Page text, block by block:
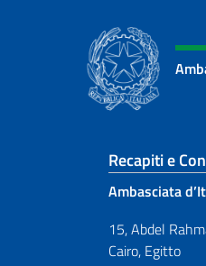
Recapiti e
Ambasciata
15, Abdel
Cairo, Egitto